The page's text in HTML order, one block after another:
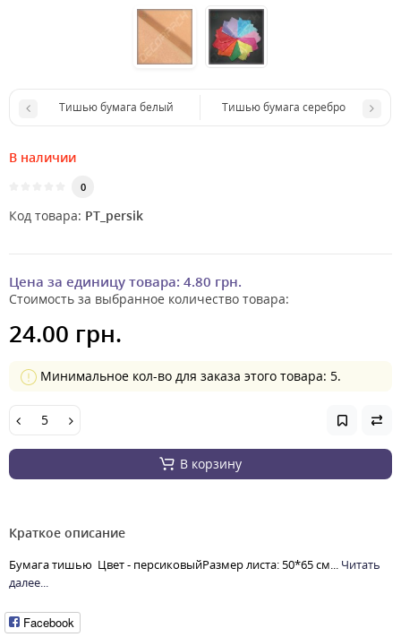
Тишью бумага белый Тишью бумага серебро
В наличии
0
Код товара: PT_persik
Цена за единицу товара: 4.80 грн.
Стоимость за выбранное количество товара:
24.00 грн.
Минимальное кол-во для заказа этого товара: 5.
В корзину
Краткое описание
Бумага тишью Цвет - персиковыйРазмер листа: 50*65 см... Читать
далее...
Facebook